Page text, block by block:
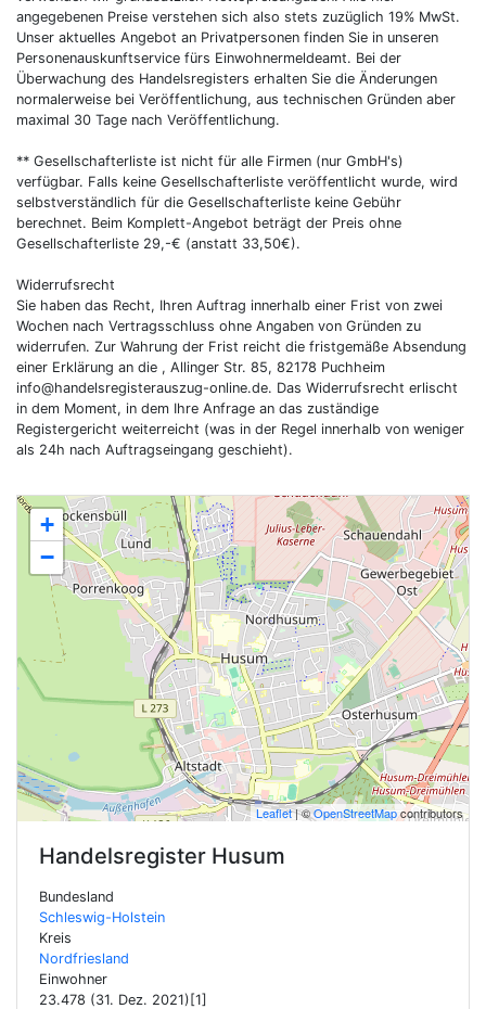
+
−
Leaflet| ©OpenStreetMapcontributors
Handelsregister Husum
Bundesland
Schleswig-Holstein
Kreis
Nordfriesland
Einwohner
23.478 (31. Dez. 2021)[1]
angegebenen Preise verstehen sich also stets zuzüglich 19% MwSt.
Unser aktuelles Angebot an Privatpersonen finden Sie in unseren
Personenauskunftservice fürs Einwohnermeldeamt. Bei der
Überwachung des Handelsregisters erhalten Sie die Änderungen
normalerweise bei Veröffentlichung, aus technischen Gründen aber
maximal 30 Tage nach Veröffentlichung.
** Gesellschafterliste ist nicht für alle Firmen (nur GmbH's)
verfügbar. Falls keine Gesellschafterliste veröffentlicht wurde, wird
selbstverständlich für die Gesellschafterliste keine Gebühr
berechnet. Beim Komplett-Angebot beträgt der Preis ohne
Gesellschafterliste 29,-€ (anstatt 33,50€).
Widerrufsrecht
Sie haben das Recht, Ihren Auftrag innerhalb einer Frist von zwei
Wochen nach Vertragsschluss ohne Angaben von Gründen zu
widerrufen. Zur Wahrung der Frist reicht die fristgemäße Absendung
einer Erklärung an die , Allinger Str. 85, 82178 Puchheim
info@handelsregisterauszug-online.de. Das Widerrufsrecht erlischt
in dem Moment, in dem Ihre Anfrage an das zuständige
Registergericht weiterreicht (was in der Regel innerhalb von weniger
als 24h nach Auftragseingang geschieht).